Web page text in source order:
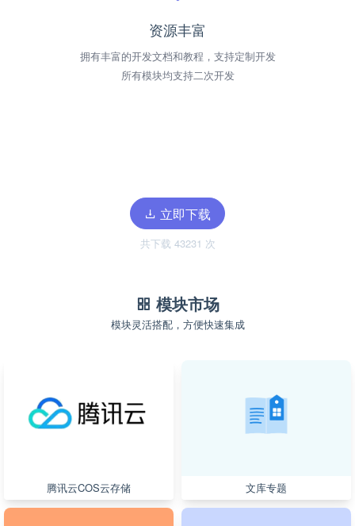
资源丰富
拥有丰富的开发文档和教程，支持定制开发
所有模块均支持二次开发
立即下载
共下载 43231 次
模块市场
模块灵活搭配，方便快速集成
腾讯云COS云存储 文库专题